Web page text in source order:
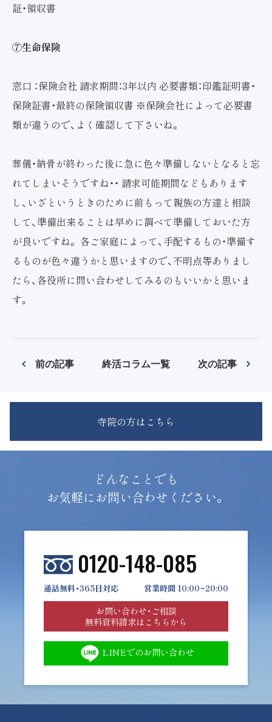
証・領収書
⑦生命保険
窓口 ：保険会社 請求期間：3年以内 必要書類：印鑑証明書・
保険証書・最終の保険領収書 ※保険会社によって必要書
類が違うので、よく確認して下さいね。
葬儀・納骨が終わった後に急に色々準備しないとなると忘
れてしまいそうですね・・ 請求可能期間などもあります
し、いざというときのために前もって親族の方達と相談
して、準備出来ることは早めに調べて準備しておいた方
が良いですね。 各ご家庭によって、手配するもの・準備す
るものが色々違うかと思いますので、不明点等ありまし
たら、各役所に問い合わせしてみるのもいいかと思いま
す。
前の記事 終活コラム一覧 次の記事
寺院の方はこちら
どんなことでも
お気軽にお問い合わせください。
0120-148-085
通話無料・365日対応 営業時間 10:00~20:00
お問い合わせ・ご相談
無料資料請求はこちらから
LINEでのお問い合わせ